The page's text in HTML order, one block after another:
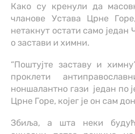
Како су кренули да
чланове Устава Црне
нетакнут остати само један
о застави и химни.
“Поштујте заставу и
проклети
ноншалантно гази један по
Црне Горе, којег је он сам
Збиља, а шта неки